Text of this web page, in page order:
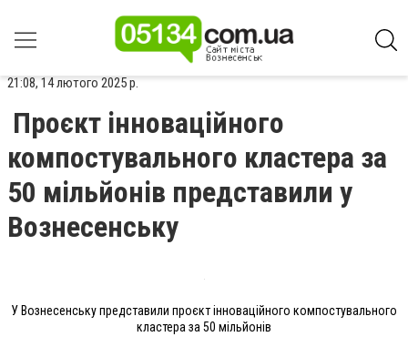
21:08, 14 лютого 2025 р.
Проєкт інноваційного
компостувального кластера за
50 мільйонів представили у
Вознесенську
У Вознесенську представили проєкт інноваційного компостувального
кластера за 50 мільйонів